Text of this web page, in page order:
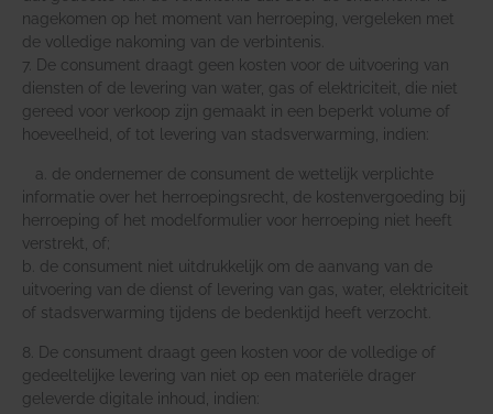
nagekomen op het moment van herroeping, vergeleken met
de volledige nakoming van de verbintenis.
7. De consument draagt geen kosten voor de uitvoering van
diensten of de levering van water, gas of elektriciteit, die niet
gereed voor verkoop zijn gemaakt in een beperkt volume of
hoeveelheid, of tot levering van stadsverwarming, indien:
a. de ondernemer de consument de wettelijk verplichte
informatie over het herroepingsrecht, de kostenvergoeding bij
herroeping of het modelformulier voor herroeping niet heeft
verstrekt, of;
b. de consument niet uitdrukkelijk om de aanvang van de
uitvoering van de dienst of levering van gas, water, elektriciteit
of stadsverwarming tijdens de bedenktijd heeft verzocht.
8. De consument draagt geen kosten voor de volledige of
gedeeltelijke levering van niet op een materiële drager
geleverde digitale inhoud, indien: